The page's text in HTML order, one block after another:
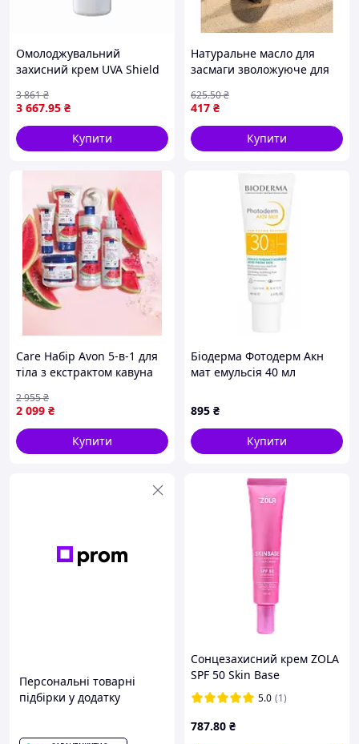
Омолоджувальний
захисний крем UVA Shield
Teoxane,50ml
3 667.95 ₴
3 861₴
Купити
Натуральне масло для
засмаги зволожуюче для
отримання красивого
відтінку 120 мл BROWN
417 ₴
625.50₴
Купити
Care Набір Avon 5-в-1 для
тіла з екстрактом кавуна
2 099 ₴
2 955₴
Купити
Біодерма Фотодерм Акн
мат емульсія 40 мл
895 ₴
Купити
Персональні товарні
підбірки у додатку
Сонцезахисний крем ZOLA
SPF 50 Skin Base
зволожуючий, 40 мл
5.0 (1)
787.80 ₴